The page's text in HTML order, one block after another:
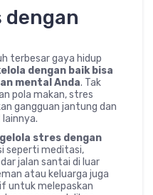
dengan
terbesar gaya hidup
dengan baik bisa
mental Anda. Tak
pola makan, stres
gangguan jantung dan
stres dengan
seperti meditasi,
jalan santai di luar
atau keluarga juga
untuk melepaskan